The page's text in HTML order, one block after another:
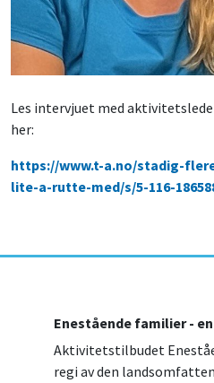
Les intervjuet med
her:
https://www.t-a.no/stadig-
lite-a-rutte-med/s/5-116-
Enestående familier -
Aktivitetstilbudet
regi av den